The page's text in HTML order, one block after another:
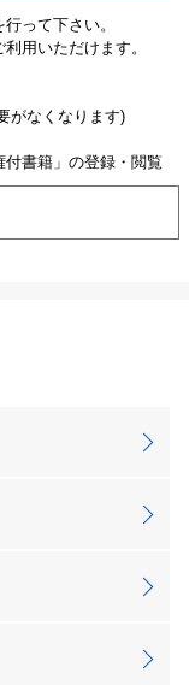
って下さい。
用いただけます。
がなくなります)
付書籍」の登録・閲覧